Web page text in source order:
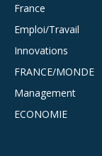
France
Emploi/Travail
Innovations
FRANCE/MONDE
Management
ECONOMIE